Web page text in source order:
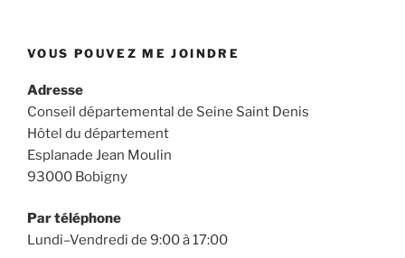
VOUS POUVEZ ME JOINDRE
Adresse
Conseil départemental de Seine Saint Denis
Hôtel du département
Esplanade Jean Moulin
93000 Bobigny
Par téléphone
Lundi–Vendredi de 9:00 à 17:00